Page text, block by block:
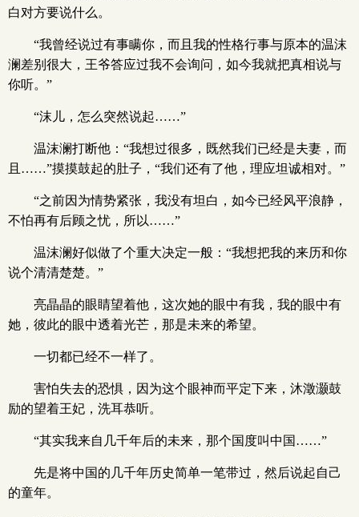
白对方要说什么。
“我曾经说过有事瞒你，而且我的性格行事与原本的温沫
澜差别很大，王爷答应过我不会询问，如今我就把真相说与
你听。”
“沫儿，怎么突然说起……”
温沫澜打断他：“我想过很多，既然我们已经是夫妻，而
且……”摸摸鼓起的肚子，“我们还有了他，理应坦诚相对。”
“之前因为情势紧张，我没有坦白，如今已经风平浪静，
不怕再有后顾之忧，所以……”
温沫澜好似做了个重大决定一般：“我想把我的来历和你
说个清清楚楚。”
亮晶晶的眼睛望着他，这次她的眼中有我，我的眼中有
她，彼此的眼中透着光芒，那是未来的希望。
一切都已经不一样了。
害怕失去的恐惧，因为这个眼神而平定下来，沐澂灏鼓
励的望着王妃，洗耳恭听。
“其实我来自几千年后的未来，那个国度叫中国……”
先是将中国的几千年历史简单一笔带过，然后说起自己
的童年。